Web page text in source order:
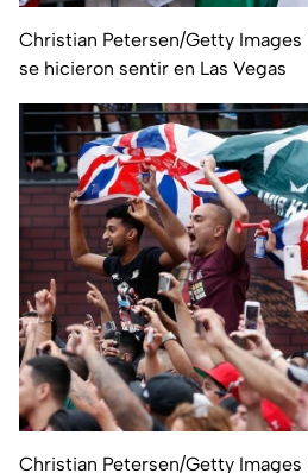
Christian Petersen/Getty Images
se hicieron sentir en Las Vegas
Christian Petersen/Getty Images